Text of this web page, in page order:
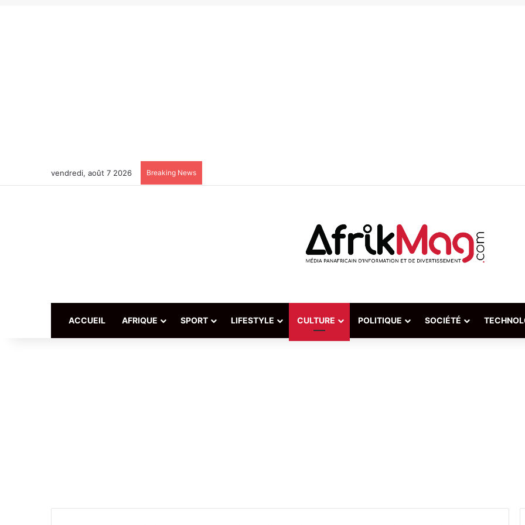
vendredi, août 7 2026 Breaking News
ACCUEIL AFRIQUE SPORT LIFESTYLE CULTURE POLITIQUE SOCIÉTÉ